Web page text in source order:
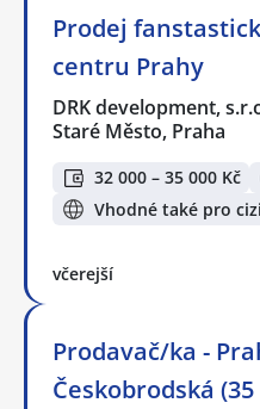
Prodej
centru Prahy
DRK development,
Staré Město, Praha
32 000 – 35 000 Kč
Vhodné také pro
včerejší
Prodavač/ka -
Českobrodská